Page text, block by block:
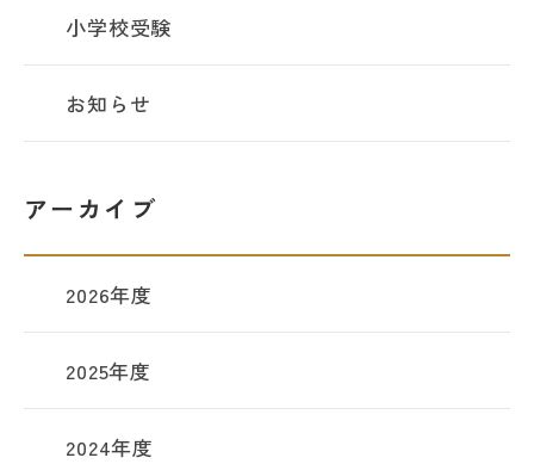
小学校受験
お知らせ
アーカイブ
2026年度
2025年度
2024年度